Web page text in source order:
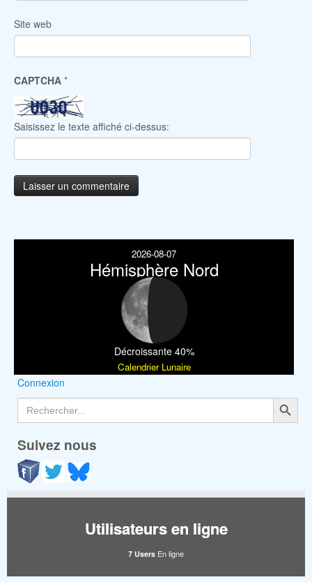
Site web
CAPTCHA *
Saisissez le texte affiché ci-dessus:
2026-08-07
Hémisphère Nord
Décroissante 40%
Calendrier Lunaire
Connexion
Search
for:
Search Button
Suivez nous
Utilisateurs en ligne
7 Users En ligne